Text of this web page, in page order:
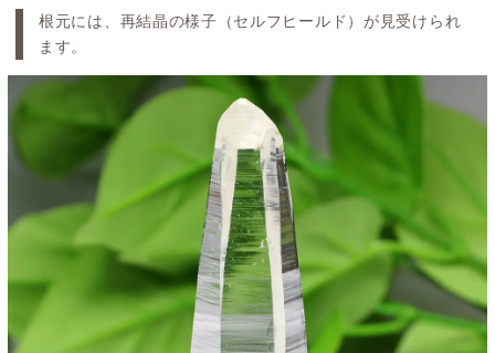
根元には、再結晶の様子（セルフヒールド）が見受けられ
ます。